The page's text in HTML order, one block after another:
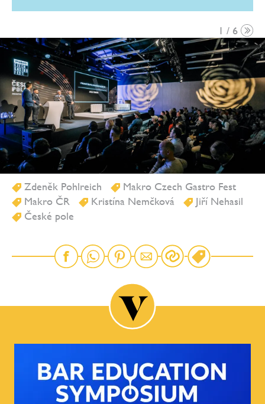
1 / 6
Zdeněk Pohlreich
Makro Czech Gastro Fest
Makro ČR
Kristína Nemčková
Jiří Nehasil
České pole